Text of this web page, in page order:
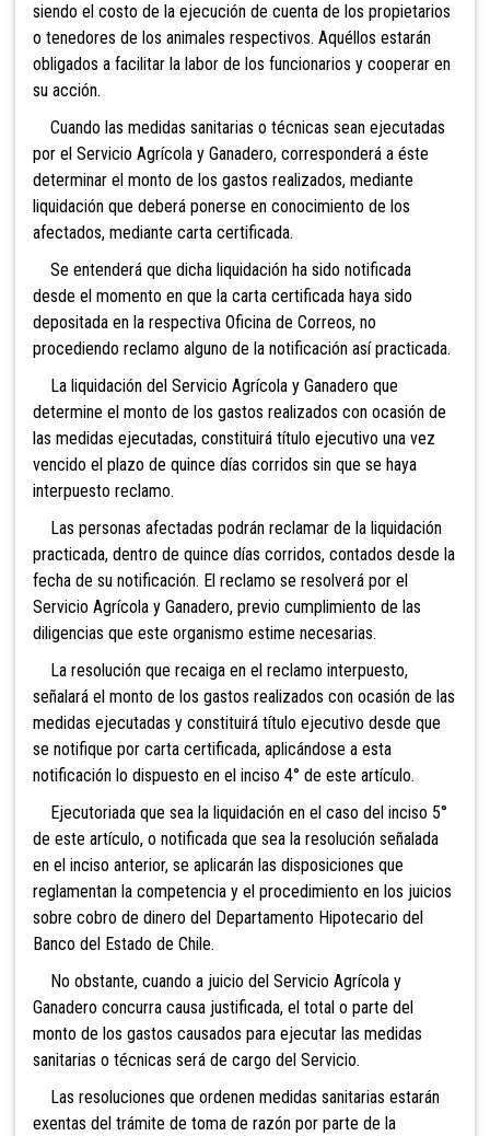
siendo el costo de la ejecución de cuenta de los propietarios
o tenedores de los animales respectivos. Aquéllos estarán
obligados a facilitar la labor de los funcionarios y cooperar en
su acción.
Cuando las medidas sanitarias o técnicas sean ejecutadas
por el Servicio Agrícola y Ganadero, corresponderá a éste
determinar el monto de los gastos realizados, mediante
liquidación que deberá ponerse en conocimiento de los
afectados, mediante carta certificada.
Se entenderá que dicha liquidación ha sido notificada
desde el momento en que la carta certificada haya sido
depositada en la respectiva Oficina de Correos, no
procediendo reclamo alguno de la notificación así practicada.
La liquidación del Servicio Agrícola y Ganadero que
determine el monto de los gastos realizados con ocasión de
las medidas ejecutadas, constituirá título ejecutivo una vez
vencido el plazo de quince días corridos sin que se haya
interpuesto reclamo.
Las personas afectadas podrán reclamar de la liquidación
practicada, dentro de quince días corridos, contados desde la
fecha de su notificación. El reclamo se resolverá por el
Servicio Agrícola y Ganadero, previo cumplimiento de las
diligencias que este organismo estime necesarias.
La resolución que recaiga en el reclamo interpuesto,
señalará el monto de los gastos realizados con ocasión de las
medidas ejecutadas y constituirá título ejecutivo desde que
se notifique por carta certificada, aplicándose a esta
notificación lo dispuesto en el inciso 4° de este artículo.
Ejecutoriada que sea la liquidación en el caso del inciso 5°
de este artículo, o notificada que sea la resolución señalada
en el inciso anterior, se aplicarán las disposiciones que
reglamentan la competencia y el procedimiento en los juicios
sobre cobro de dinero del Departamento Hipotecario del
Banco del Estado de Chile.
No obstante, cuando a juicio del Servicio Agrícola y
Ganadero concurra causa justificada, el total o parte del
monto de los gastos causados para ejecutar las medidas
sanitarias o técnicas será de cargo del Servicio.
Las resoluciones que ordenen medidas sanitarias estarán
exentas del trámite de toma de razón por parte de la